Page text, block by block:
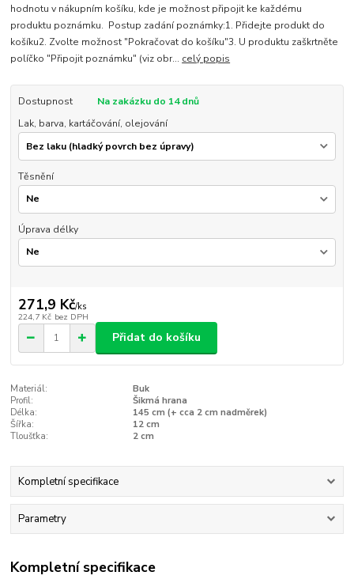
hodnotu v nákupním košíku, kde je možnost připojit ke každému
produktu poznámku. Postup zadání poznámky:1. Přidejte produkt do
košíku2. Zvolte možnost "Pokračovat do košíku"3. U produktu zaškrtněte
políčko "Připojit poznámku" (viz obr... celý popis
Dostupnost
Na zakázku do 14 dnů
Lak, barva, kartáčování, olejování
Těsnění
Úprava délky
271,9 Kč/ks
224,7 Kč bez DPH
Přidat do košíku
Materiál:
Buk
Profil:
Šikmá hrana
Délka:
145 cm (+ cca 2 cm nadměrek)
Šířka:
12 cm
Tloušťka:
2 cm
Kompletní specifikace
Parametry
Kompletní specifikace